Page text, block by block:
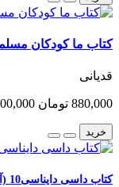
کتاب ما کودکان
قدیانی
880,000 تومان 1,100,000
خرید
کتاب داسی دایناسی10 (آقا بخاری)